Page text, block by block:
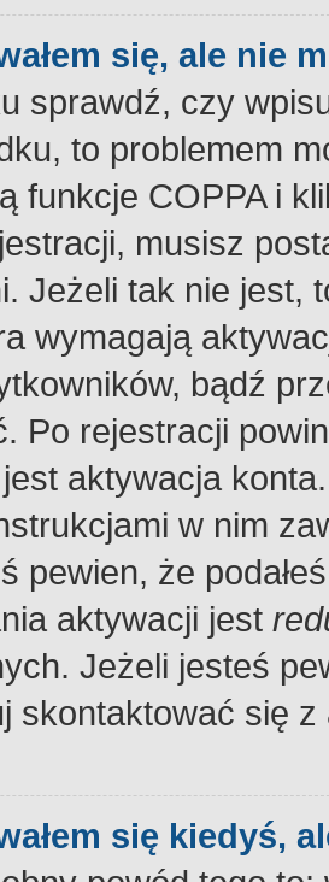
się, ale nie
sprawdź, czy
to problemem
funkcje COPPA i
musisz
Jeżeli tak nie jest,
wymagają
bądź
Po rejestracji
aktywacja
w nim
pewien, że
aktywacji jest
Jeżeli jesteś
skontaktować się
się kiedyś,